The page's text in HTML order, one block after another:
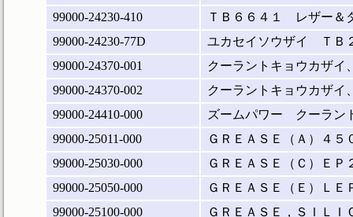
99000-24230-410
ＴＢ６６４１ レザー＆
99000-24230-77D
ユカセイソウザイ ＴＢ
99000-24370-001
クーラントキョウカザイ
99000-24370-002
クーラントキョウカザイ
99000-24410-000
ズームパワー クーラン
99000-25011-000
ＧＲＥＡＳＥ（Ａ）４５
99000-25030-000
ＧＲＥＡＳＥ（Ｃ）Ｅ
99000-25050-000
ＧＲＥＡＳＥ（Ｅ）Ｌ
99000-25100-000
ＧＲＥＡＳＥ，ＳＩＬ